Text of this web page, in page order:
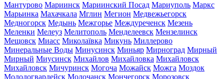
Мантурово Мариинск Мариинский Посад Мариуполь Маркс
Марьинка Махачкала Мглин Мегион Медвежьегорск
Медногорск Медынь Межгорье Междуреченск Мезень
Меленки Мелеуз Мелитополь Менделеевск Мензелинск
Мещовск Миасс Миколаївка Микунь Миллерово
Минеральные Воды Минусинск Миньяр Мирноград Мирный
Мирный Миусинск Михайлов Михайловка Михайловск
Михайловск Мичуринск Могоча Можайск Можга Моздок
Молодогвардейск Молочанск Мончегорск Морозовск